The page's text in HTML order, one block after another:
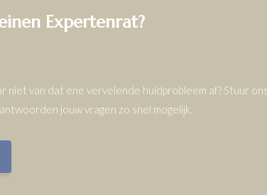
Expertenrat?
niet van dat ene vervelende huidprobleem af? Stuur
jouw vragen zo snel mogelijk.